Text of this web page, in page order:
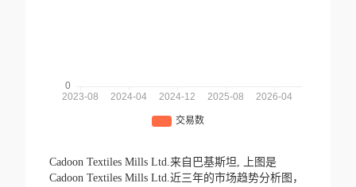
Cadoon Textiles Mills Ltd.来自巴基斯坦,
上图是
Cadoon Textiles Mills Ltd.近三年的市场趋势分析图，